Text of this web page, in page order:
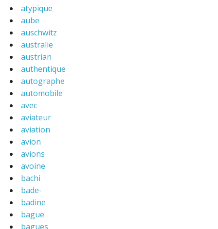
atypique
aube
auschwitz
australie
austrian
authentique
autographe
automobile
avec
aviateur
aviation
avion
avions
avoine
bachi
bade-
badine
bague
bagues